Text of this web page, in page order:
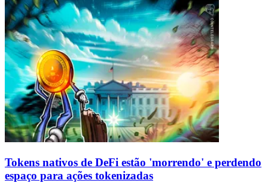
Tokens nativos de DeFi estão 'morrendo' e perdendo
espaço para ações tokenizadas